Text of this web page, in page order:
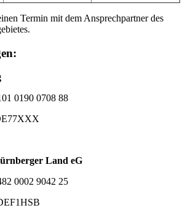
Termin mit dem Ansprechpartner des
0190 0708 88
Land eG
0002 9042 25